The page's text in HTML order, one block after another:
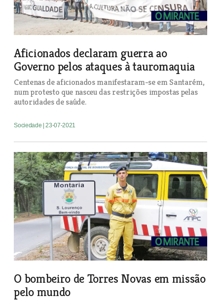
Aficionados declaram guerra ao
Governo pelos ataques à tauromaquia
Centenas de aficionados manifestaram-se em Santarém,
num protesto que nasceu das restrições impostas pelas
autoridades de saúde.
Sociedade | 23-07-2021
O bombeiro de Torres Novas em missão
pelo mundo